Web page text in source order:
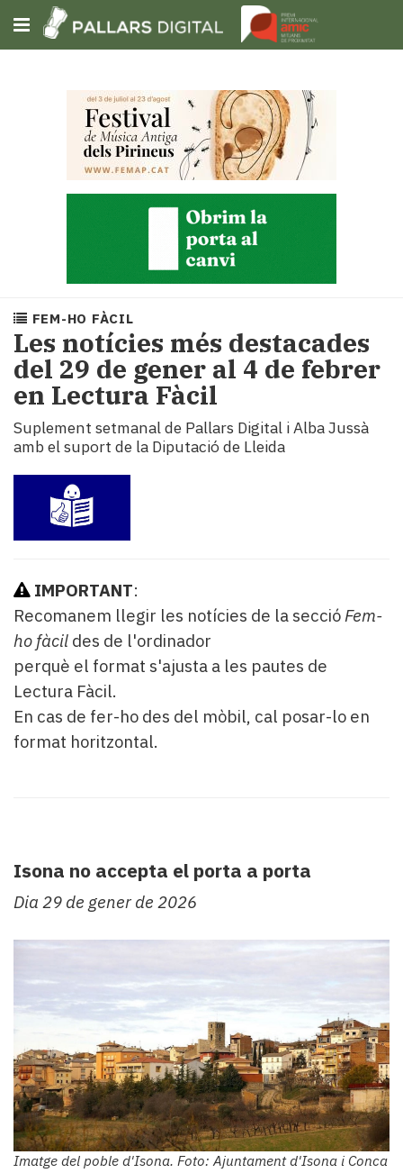
Subscriu-t'hi
Portada
Societat
Política
i
municipis
Economia
turisme
Esports
Mai
tant!
TV
mitjans
temps
Reportatges
Entrevistes
Enquestes
escena!
Dis
del
Pallars
Contingut
patrocinat
més
llegit...
Editorial
FEM-HO FÀCIL
Les notícies més destacades
del 29 de gener al 4 de febrer
en Lectura Fàcil
Suplement setmanal de Pallars Digital i Alba Jussà
amb el suport de la Diputació de Lleida
IMPORTANT:
Recomanem llegir les notícies de la seccióFem-
ho fàcil des de l'ordinador
perquè el format s'ajusta a les pautes de
Lectura Fàcil.
En cas de fer-ho des del mòbil, cal posar-lo en
format horitzontal.
Isona no accepta el porta a porta
Dia 29 de gener de 2026
Imatge del poble d'Isona. Foto: Ajuntament d'Isona i Conca